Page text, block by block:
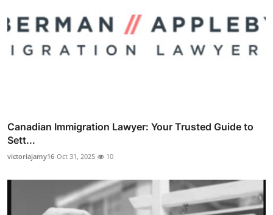
Canadian Immigration Lawyer: Your Trusted Guide to
Sett...
victoriajamy16 Oct 31, 2025 10